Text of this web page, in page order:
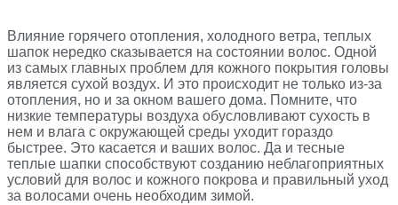
Влияние горячего отопления, холодного ветра, теплых
шапок нередко сказывается на состоянии волос. Одной
из самых главных проблем для кожного покрытия головы
является сухой воздух. И это происходит не только из-за
отопления, но и за окном вашего дома. Помните, что
низкие температуры воздуха обусловливают сухость в
нем и влага с окружающей среды уходит гораздо
быстрее. Это касается и ваших волос. Да и тесные
теплые шапки способствуют созданию неблагоприятных
условий для волос и кожного покрова и правильный уход
за волосами очень необходим зимой.